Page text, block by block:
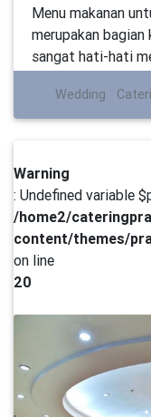
Menu makanan
merupakan
sangat hati-hati
Wedding
Warning
: Undefined variable
/home2/
content/themes/
on line
20